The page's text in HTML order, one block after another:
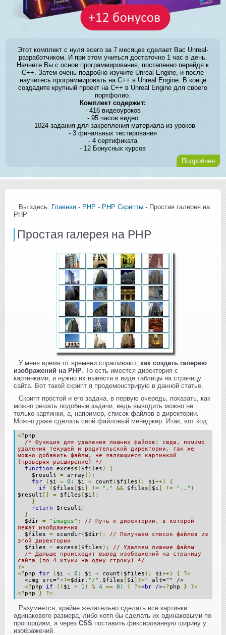
Этот комплект с нуля всего за 7 месяцев сделает Вас Unreal-
разработчиком. И при этом учиться достаточно 1 час в день.
Начнёте Вы с основ программирования, постепенно перейдя к
C++. Затем очень подробно изучите Unreal Engine, и после
научитесь программировать на C++ в Unreal Engine. В конце
создадите крупный проект на C++ в Unreal Engine для своего
портфолио.
Комплект содержит:
- 416 видеоуроков
- 95 часов видео
- 1024 задания для закрепления материала из уроков
- 3 финальных тестирования
- 4 сертификата
- 12 Бонусных курсов
Подробнее
Вы здесь: Главная - PHP - PHP Скрипты - Простая галерея на
PHP
Простая галерея на PHP
У меня время от времени спрашивают, как создать галерею
изображений на PHP . То есть имеется директория с
картинками, и нужно их вывести в виде таблицы на страницу
сайта. Вот такой скрипт я продемонстрирую в данной статье.
Скрипт простой и его задача, в первую очередь, показать, как
можно решать подобные задачи, ведь выводить можно не
только картинки, а, например, список файлов в директории.
Можно даже сделать свой файловый менеджер. Итак, вот код:
<?php
/* Функция для удаления лишних файлов: сюда, помимо
удаления текущей и родительской директории, так же
можно добавить файлы, не являющиеся картинкой
(проверяя расширение) */
function excess ( $files )
{
$result = array ();
for
( $i = 0 ; $i < count ( $files ); $i++)
{
if
( $files [ $i] != "." && $files [ $i] != ".." )
$result [] = $files [ $i];
}
return $result ;
}
$dir = "images" ;
// Путь к директории, в которой
лежат изображения
$files = scandir( $dir);
// Получаем список файлов из
этой директории
$files = excess ( $files );
// Удаляем лишние файлы
/* Дальше происходит вывод изображений на страницу
сайта (по 4 штуки на одну строку) */
?>
<?php for ( $i = 0 ; $i < count ( $files ); $i++) {
?>
<img src="<?=$dir. "/" . $files [ $i]?>" alt="" />
<?php if (( $i + 1 ) % 4 == 0 ) { ?><br /><?php }
?>
<?php } ?>
Разумеется, крайне желательно сделать все картинки
одинакового размера, либо хотя бы сделать их одинаковыми по
пропорциям, а через CSS поставить фиксированную ширину у
изображений.